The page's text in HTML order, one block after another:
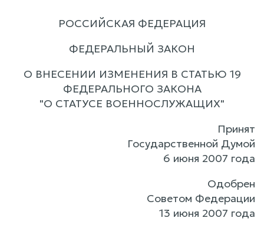
РОССИЙСКАЯ ФЕДЕРАЦИЯ
ФЕДЕРАЛЬНЫЙ ЗАКОН
О ВНЕСЕНИИ ИЗМЕНЕНИЯ В СТАТЬЮ 19
ФЕДЕРАЛЬНОГО ЗАКОНА
"О СТАТУСЕ ВОЕННОСЛУЖАЩИХ"
Принят
Государственной Думой
6 июня 2007 года
Одобрен
Советом Федерации
13 июня 2007 года